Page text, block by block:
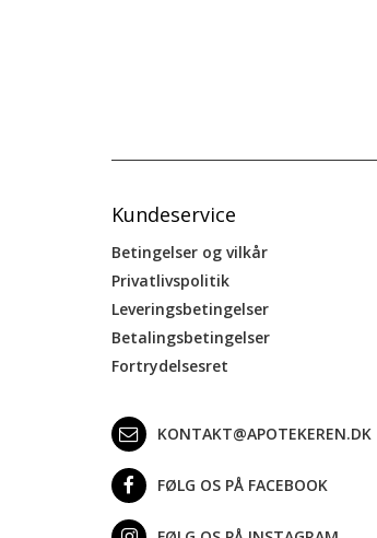
Kundeservice
Betingelser og vilkår
Privatlivspolitik
Leveringsbetingelser
Betalingsbetingelser
Fortrydelsesret
KONTAKT@APOTEKEREN.DK
FØLG OS PÅ FACEBOOK